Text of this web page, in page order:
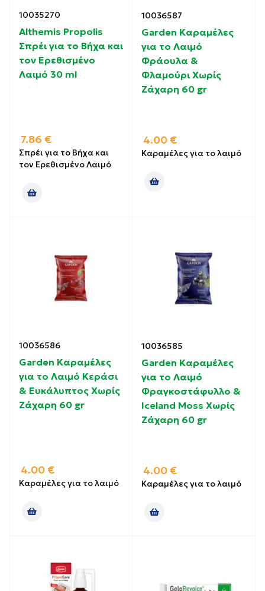
10035270
Althemis Propolis
Σπρέι για το Βήχα και
τον Ερεθισμένο
Λαιμό 30 ml
7.86 €
Σπρέι για το Βήχα και
τον Ερεθισμένο Λαιμό
10036587
Garden Καραμέλες
για το Λαιμό
Φράουλα &
Φλαμούρι Χωρίς
Ζάχαρη 60 gr
4.00 €
Καραμέλες για το λαιμό
10036586
Garden Καραμέλες
για το Λαιμό Κεράσι
& Ευκάλυπτος Χωρίς
Ζάχαρη 60 gr
4.00 €
Καραμέλες για το λαιμό
10036585
Garden Καραμέλες
για το Λαιμό
Φραγκοστάφυλλο &
Iceland Moss Χωρίς
Ζάχαρη 60 gr
4.00 €
Καραμέλες για το λαιμό